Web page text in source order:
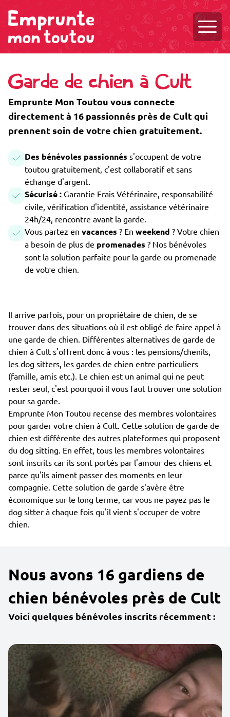
Garde de chien à Cult
Emprunte Mon Toutou vous connecte
directement à 16 passionnés près de Cult qui
prennent soin de votre chien gratuitement.
Des bénévoles passionnés s'occupent de votre
toutou gratuitement, c'est collaboratif et sans
échange d'argent.
Sécurisé : Garantie Frais Vétérinaire, responsabilité
civile, vérification d'identité, assistance vétérinaire
24h/24, rencontre avant la garde.
Vous partez en vacances ? En weekend ? Votre chien
a besoin de plus de promenades ? Nos bénévoles
sont la solution parfaite pour la garde ou promenade
de votre chien.
Il arrive parfois, pour un propriétaire de chien, de se
trouver dans des situations où il est obligé de faire appel à
une garde de chien. Différentes alternatives de garde de
chien à Cult s'offrent donc à vous : les pensions/chenils,
les dog sitters, les gardes de chien entre particuliers
(famille, amis etc.). Le chien est un animal qui ne peut
rester seul, c'est pourquoi il vous faut trouver une solution
pour sa garde.
Emprunte Mon Toutou recense des membres volontaires
pour garder votre chien à Cult. Cette solution de garde de
chien est différente des autres plateformes qui proposent
du dog sitting. En effet, tous les membres volontaires
sont inscrits car ils sont portés par l'amour des chiens et
parce qu'ils aiment passer des moments en leur
compagnie. Cette solution de garde s'avère être
économique sur le long terme, car vous ne payez pas le
dog sitter à chaque fois qu'il vient s'occuper de votre
chien.
Nous avons 16 gardiens de
chien bénévoles près de Cult
Voici quelques bénévoles inscrits récemment :